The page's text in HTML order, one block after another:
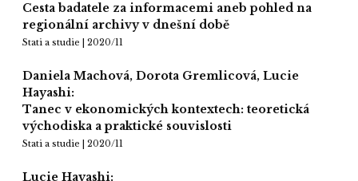
Cesta badatele za informacemi aneb pohled na
regionální archivy v dnešní době
Stati a studie | 2020/11
Daniela Machová, Dorota Gremlicová, Lucie
Hayashi:
Tanec v ekonomických kontextech: teoretická
východiska a praktické souvislosti
Stati a studie | 2020/11
Lucie Hayashi: